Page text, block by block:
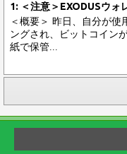
1: ＜注意＞EXODUSウ
＜概要＞ 昨日、自分が使
ングされ、ビットコイン
紙で保管...